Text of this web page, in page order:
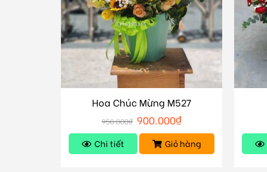
Hoa Chúc Mừng M527
950.000₫ 900.000₫
Chi tiết Giỏ hàng